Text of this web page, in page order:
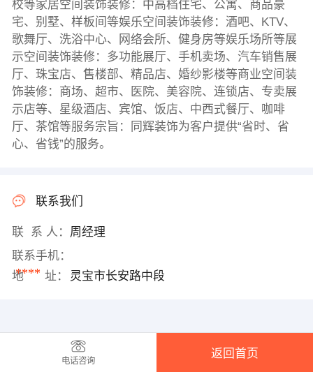
校等家居空间装饰装修：中高档住宅、公寓、商品豪
宅、别墅、样板间等娱乐空间装饰装修：酒吧、KTV、
歌舞厅、洗浴中心、网络会所、健身房等娱乐场所等展
示空间装饰装修：多功能展厅、手机卖场、汽车销售展
厅、珠宝店、售楼部、精品店、婚纱影楼等商业空间装
饰装修：商场、超市、医院、美容院、连锁店、专卖展
示店等、星级酒店、宾馆、饭店、中西式餐厅、咖啡
厅、茶馆等服务宗旨：同辉装饰为客户提供“省时、省
心、省钱”的服务。
联系我们
联 系 人： 周经理
联系手机：
****
地 址： 灵宝市长安路中段
电话咨询
返回首页